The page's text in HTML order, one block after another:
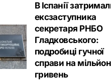
В Іспанії
ексзаступника
секретаря РНБО
Гладковського:
подробиці гучної
справи на
гривень